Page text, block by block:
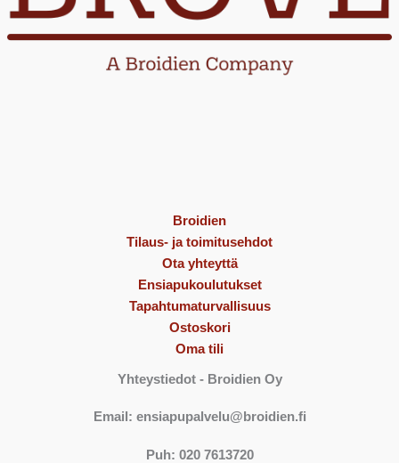
Broidien
Tilaus- ja toimitusehdot
Ota yhteyttä
Ensiapukoulutukset
Tapahtumaturvallisuus
Ostoskori
Oma tili
Yhteystiedot- Broidien Oy
Email: ensiapupalvelu@broidien.fi
Puh: 020 7613720